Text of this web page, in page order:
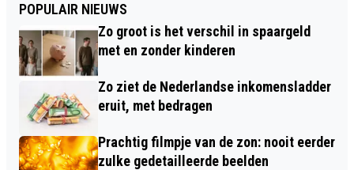
POPULAIR NIEUWS
Zo groot is het verschil in spaargeld
met en zonder kinderen
Zo ziet de Nederlandse inkomensladder
eruit, met bedragen
Prachtig filmpje van de zon: nooit eerder
zulke gedetailleerde beelden